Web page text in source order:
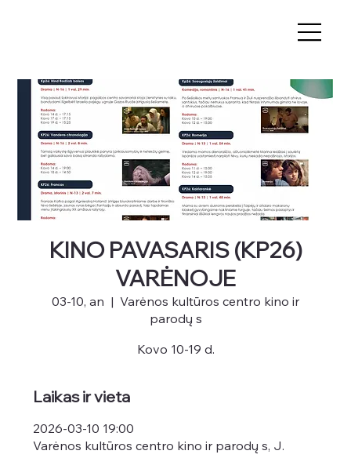
KINO PAVASARIS (KP26)
VARĖNOJE
03-10, an
  |
Varėnos kultūros centro kino ir
parodų s
Kovo 10-19 d.
Laikas ir vieta
2026-03-10 19:00
Varėnos kultūros centro kino ir parodų s, J.